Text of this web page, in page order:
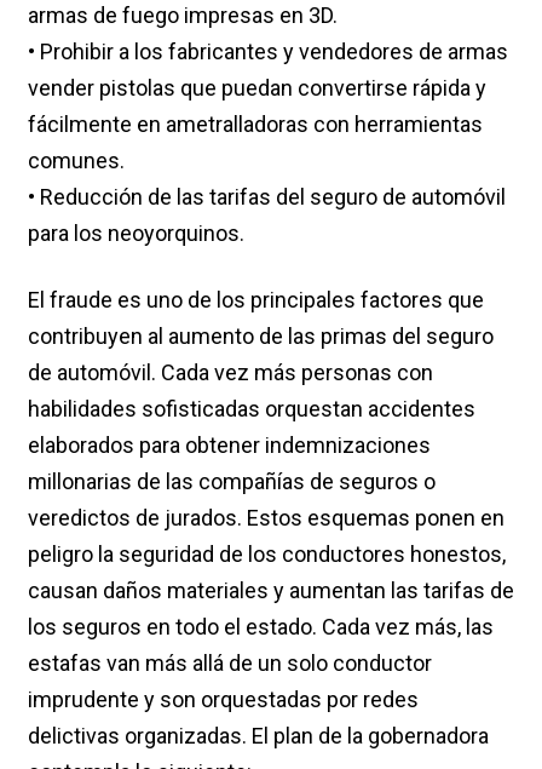
armas de fuego impresas en 3D.
• Prohibir a los fabricantes y vendedores de armas
vender pistolas que puedan convertirse rápida y
fácilmente en ametralladoras con herramientas
comunes.
• Reducción de las tarifas del seguro de automóvil
para los neoyorquinos.
El fraude es uno de los principales factores que
contribuyen al aumento de las primas del seguro
de automóvil. Cada vez más personas con
habilidades sofisticadas orquestan accidentes
elaborados para obtener indemnizaciones
millonarias de las compañías de seguros o
veredictos de jurados. Estos esquemas ponen en
peligro la seguridad de los conductores honestos,
causan daños materiales y aumentan las tarifas de
los seguros en todo el estado. Cada vez más, las
estafas van más allá de un solo conductor
imprudente y son orquestadas por redes
delictivas organizadas. El plan de la gobernadora